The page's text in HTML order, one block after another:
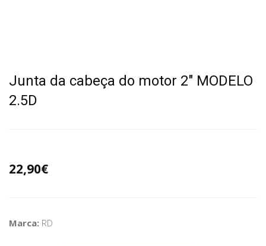
Junta da cabeça do motor 2" MODELO
2.5D
22,90€
Marca: RD